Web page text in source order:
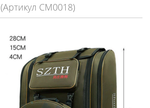
(Артикул СМ0018)